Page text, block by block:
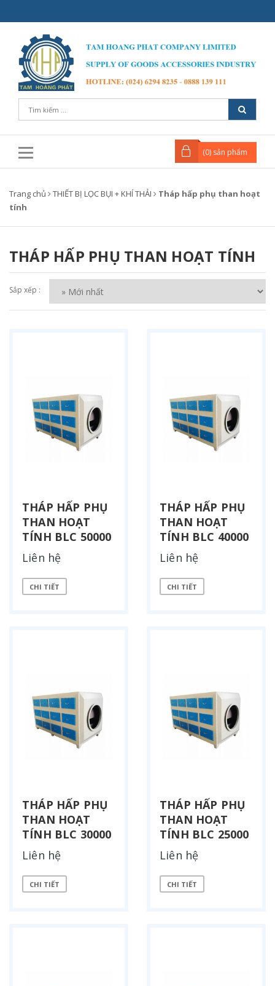
(0) sản phẩm
Trang chủ THIẾT BỊ LỌC BỤI + KHÍ THẢI
Tháp hấp phụ than hoạt
tính
THÁP HẤP PHỤ THAN HOẠT TÍNH
Sắp xếp :
THÁP HẤP PHỤ
THAN HOẠT
TÍNH BLC 50000
Liên hệ
CHI TIẾT
THÁP HẤP PHỤ
THAN HOẠT
TÍNH BLC 40000
Liên hệ
CHI TIẾT
THÁP HẤP PHỤ
THAN HOẠT
TÍNH BLC 30000
Liên hệ
CHI TIẾT
THÁP HẤP PHỤ
THAN HOẠT
TÍNH BLC 25000
Liên hệ
CHI TIẾT